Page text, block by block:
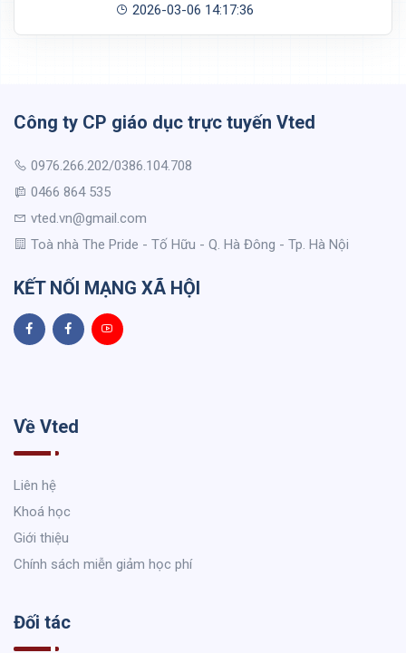
2026-03-06 14:17:36
Công ty CP giáo dục trực tuyến Vted
0976.266.202/0386.104.708
0466 864 535
vted.vn@gmail.com
Toà nhà The Pride - Tố Hữu - Q. Hà Đông - Tp. Hà Nội
KẾT NỐI MẠNG XÃ HỘI
Về Vted
Liên hệ
Khoá học
Giới thiệu
Chính sách miễn giảm học phí
Đối tác